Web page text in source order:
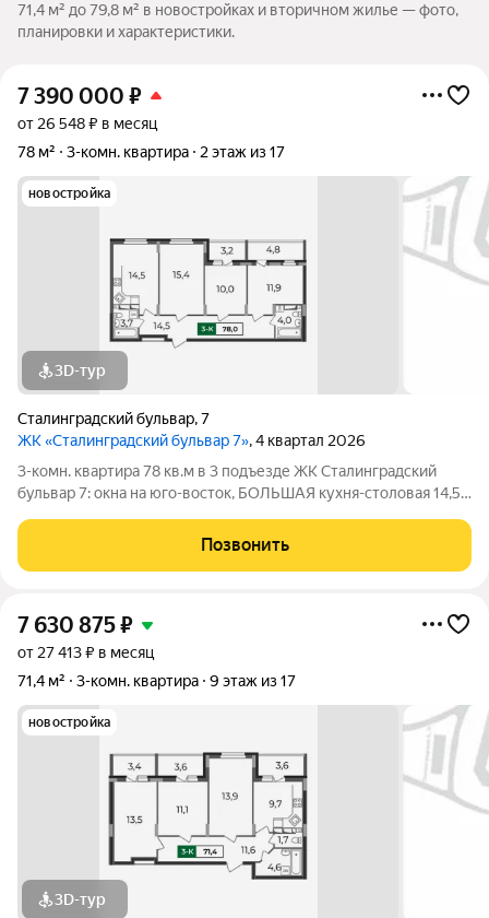
71,4 м² до 79,8 м² в новостройках и вторичном жилье — фото,
планировки и характеристики.
7 390 000 ₽
от 26 548 ₽ в месяц
78 м²
3-комн. квартира 2 этаж из 17
новостройка
3D-тур
Сталинградский бульвар,7
ЖК «Сталинградский бульвар 7», 4 квартал 2026
3-комн. квартира 78 кв.м в 3 подъезде ЖК Сталинградский
бульвар 7: окна на юго-восток, БОЛЬШАЯ кухня-столовая 14,5
отдельные комнаты; ДВА совмещенных санузла. Прямая
продажа от застройщика
Позвонить
7 630 875₽
от 27 413 ₽ в месяц
71,4 м²
3-комн. квартира 9 этаж из 17
новостройка
3D-тур